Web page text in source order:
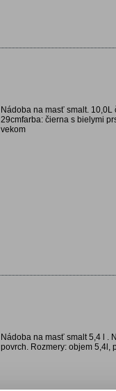
Nádoba na masť smalt.
29cmfarba: čierna s bielymi
vekom
Nádoba na masť smalt 5,4 l .
povrch. Rozmery: objem 5,4l,